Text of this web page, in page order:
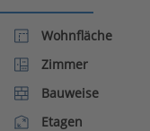
Wohnfläche
Zimmer
Bauweise
Etagen